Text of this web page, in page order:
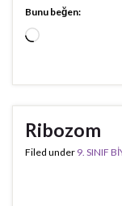
Bunu beğen:
Yükleniyor...
Ribozom
Filed under 9. SINIF